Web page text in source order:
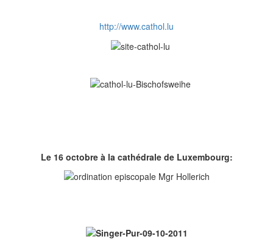
http://www.cathol.lu
Le 16 octobre à la cathédrale de Luxembourg: